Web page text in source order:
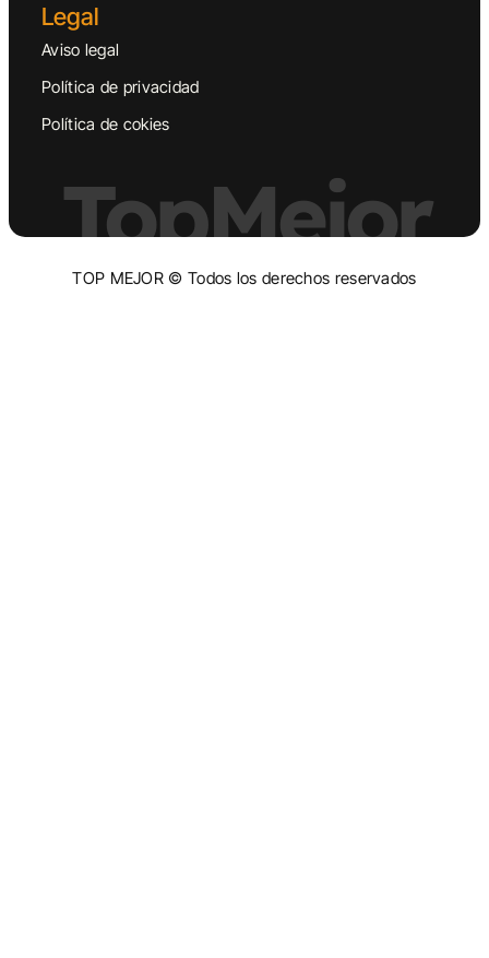
Legal
Aviso legal
Política de privacidad
Política de cokies
TopMejor
TOP MEJOR © Todos los derechos reservados